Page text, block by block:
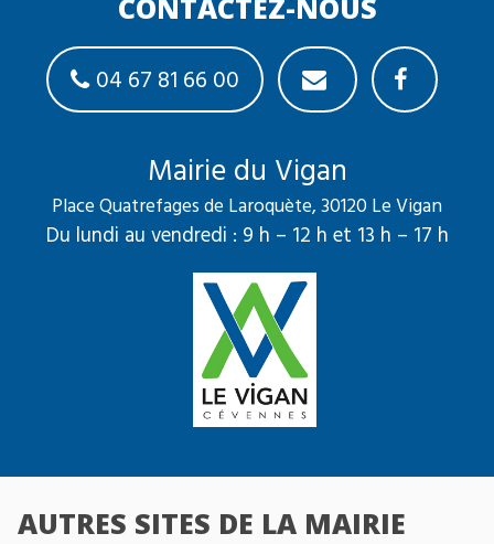
CONTACTEZ-NOUS
04 67 81 66 00
Mairie du Vigan
Place Quatrefages de Laroquète, 30120 Le Vigan
Du lundi au vendredi : 9 h – 12 h et 13 h – 17 h
AUTRES SITES DE LA MAIRIE